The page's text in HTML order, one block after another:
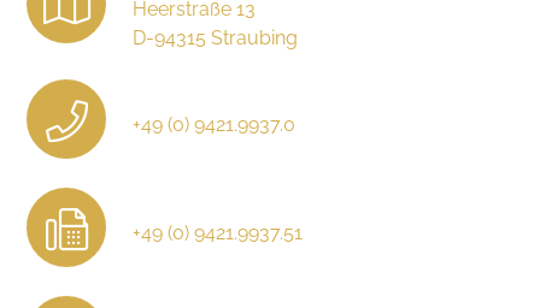
Heerstraße 13
D-94315 Straubing
+49 (0) 9421.9937.0
+49 (0) 9421.9937.51